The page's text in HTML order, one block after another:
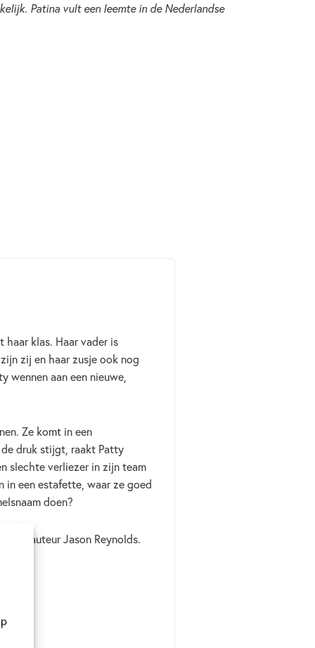
Patina vult een leemte in de Nederlandse
haar klas. Haar vader is
zij en haar zusje ook nog
wennen aan een nieuwe,
Ze komt in een
druk stijgt, raakt Patty
slechte verliezer in zijn team
in een estafette, waar ze goed
doen?
Jason Reynolds.